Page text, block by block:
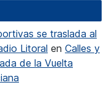
se traslada al
Litoral en Calles y
de la Vuelta